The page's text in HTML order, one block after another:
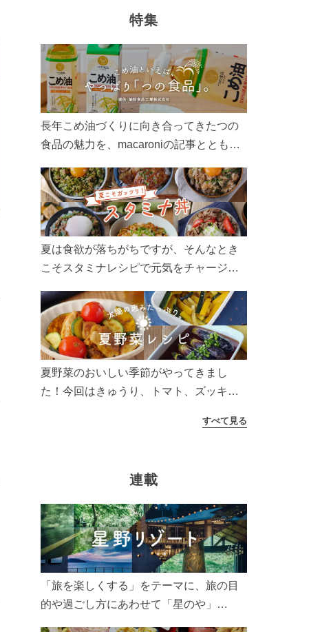
特集
長年こめ油づくりに向き合ってきたつの
食品の魅力を、macaroniの記事とともに
ん、製造現場や品質へのこだわりまで。
こめ油をもっと好きになるコンテンツを
ぜひお楽しみください。
夏は食欲が落ちがちですが、そんなとき
こそスタミナレシピで元気をチャージ！
リ食べて、夏バテを吹き飛ばしましょ
う！
夏野菜のおいしい季節がやってきまし
た！今回はきゅうり、トマト、ズッキー
太陽の光をたっぷりあびた夏野菜は栄養
すべて見る
連載
「旅を楽しくする」をテーマに、旅の目
的や過ごし方にあわせて「星のや」